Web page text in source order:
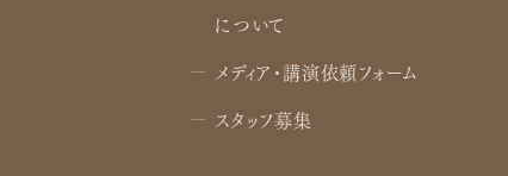
について
メディア・講演依頼フォーム
スタッフ募集